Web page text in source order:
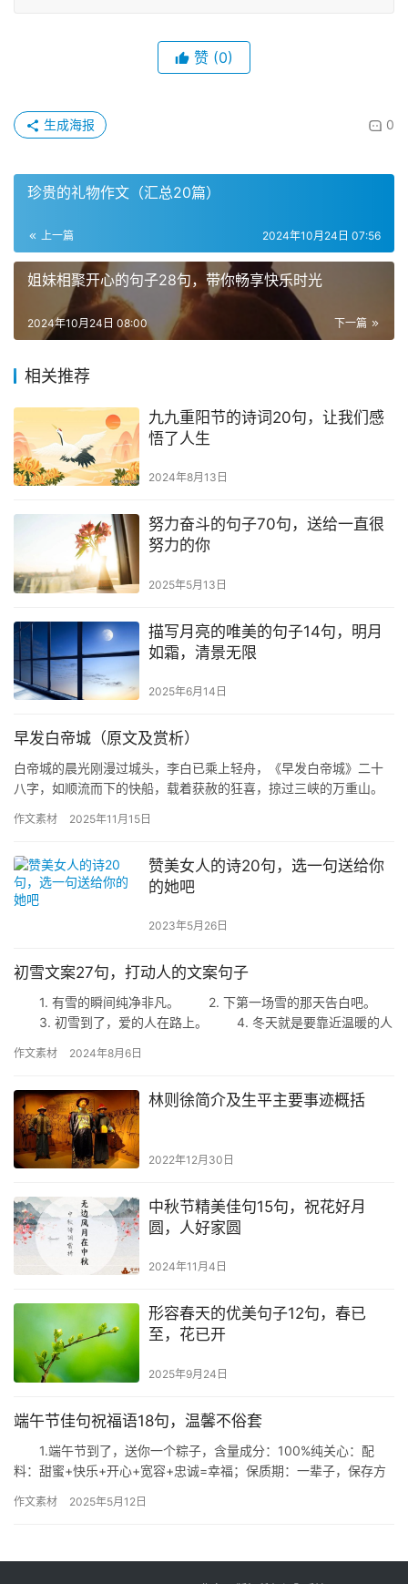
赞 (0)
0
生成海报
珍贵的礼物作文（汇总20篇）
上一篇 2024年10月24日 07:56
姐妹相聚开心的句子28句，带你畅享快乐时光
下一篇
2024年10月24日 08:00
相关推荐
九九重阳节的诗词20句，让我们感
悟了人生
2024年8月13日
努力奋斗的句子70句，送给一直很
努力的你
2025年5月13日
描写月亮的唯美的句子14句，明月
如霜，清景无限
2025年6月14日
早发白帝城（原文及赏析）
白帝城的晨光刚漫过城头，李白已乘上轻舟，《早发白帝城》二十
八字，如顺流而下的快船，载着获赦的狂喜，掠过三峡的万重山。
千…
作文素材 2025年11月15日
赞美女人的诗20句，选一句送给你
的她吧
2023年5月26日
初雪文案27句，打动人的文案句子
1. 有雪的瞬间纯净非凡。 2. 下第一场雪的那天告白吧。
3. 初雪到了，爱的人在路上。 4. 冬天就是要靠近温暖的人
作文素材 2024年8月6日
林则徐简介及生平主要事迹概括
2022年12月30日
中秋节精美佳句15句，祝花好月
圆，人好家圆
2024年11月4日
形容春天的优美句子12句，春已
至，花已开
2025年9月24日
端午节佳句祝福语18句，温馨不俗套
1.端午节到了，送你一个粽子，含量成分：100%纯关心：配
料：甜蜜+快乐+开心+宽容+忠诚=幸福；保质期：一辈子，保存方
作文素材 2025年5月12日